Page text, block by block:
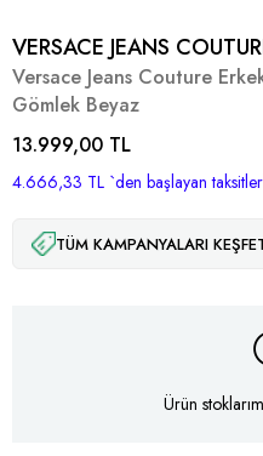
VERSACE JEANS
Versace Jeans Couture
Gömlek Beyaz
13.999,00 TL
4.666,33 TL `den başlayan
TÜM KAMPANYALARI
Ürün